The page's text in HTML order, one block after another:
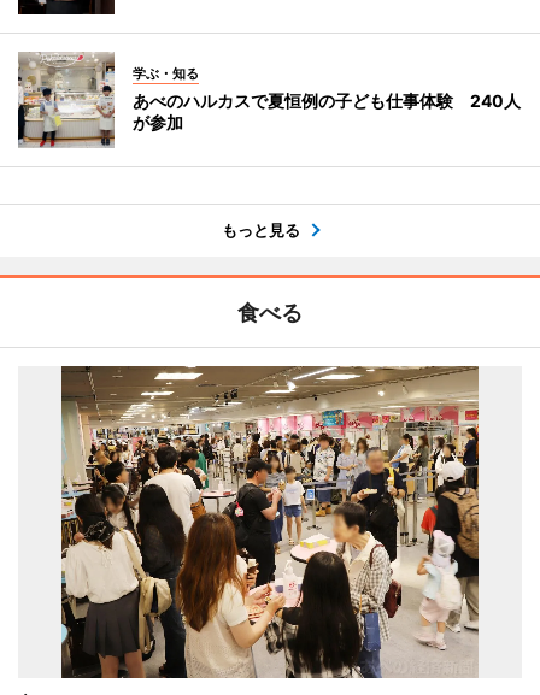
学ぶ・知る
あべのハルカスで夏恒例の子ども仕事体験 240人
が参加
もっと見る
食べる